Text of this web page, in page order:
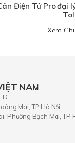
Điện Tử Pro đại
Xem
NAM
Mai, TP Hà Nội
Phường Bạch Mai, TP